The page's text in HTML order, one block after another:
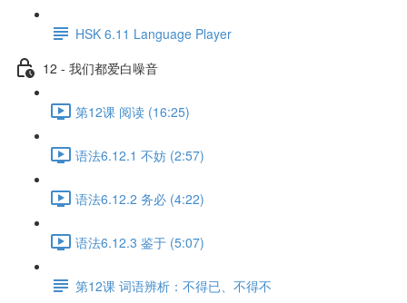
HSK 6.11 Language Player
12 - 我们都爱白噪音
第12课 阅读 (16:25)
语法6.12.1 不妨 (2:57)
语法6.12.2 务必 (4:22)
语法6.12.3 鉴于 (5:07)
第12课 词语辨析：不得已、不得不